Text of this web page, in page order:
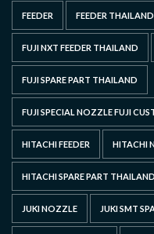
FEEDER FEEDER THAILAND
FUJI NXT FEEDER THAILAND
FUJI SPARE PART THAILAND
FUJI SPECIAL NOZZLE FUJI
HITACHI FEEDER HITACHI
HITACHI SPARE PART THAILAND
JUKI NOZZLE JUKI SMT